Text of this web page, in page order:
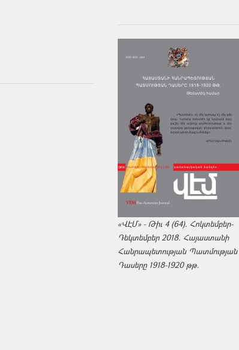
«ՎԷՄ» - Թիւ 4 (64). Հոկտեմբեր-
Դեկտեմբեր 2018. Հայաստանի
Հանրապետության Պատմության
Դասերը 1918-1920 թթ.